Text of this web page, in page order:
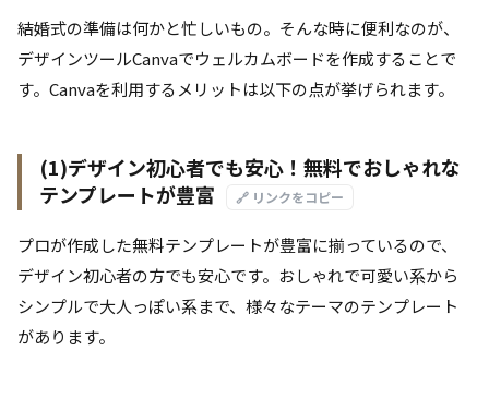
結婚式の準備は何かと忙しいもの。そんな時に便利なのが、
デザインツールCanvaでウェルカムボードを作成することで
す。Canvaを利用するメリットは以下の点が挙げられます。
(1)デザイン初心者でも安心！無料でおしゃれな
テンプレートが豊富
🔗 リンクをコピー
プロが作成した無料テンプレートが豊富に揃っているので、
デザイン初心者の方でも安心です。おしゃれで可愛い系から
シンプルで大人っぽい系まで、様々なテーマのテンプレート
があります。